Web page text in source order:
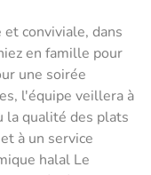
conviviale, dans
en famille pour
une soirée
l'équipe veillera à
la qualité des plats
à un service
halal Le